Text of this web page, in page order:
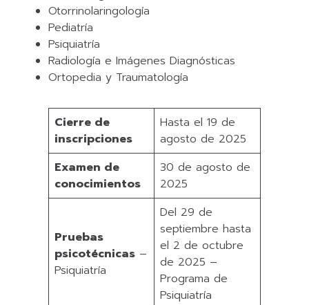
Otorrinolaringología
Pediatría
Psiquiatría
Radiología e Imágenes Diagnósticas
Ortopedia y Traumatología
Cierre de
inscripciones
Hasta el 19 de
agosto de 2025
Examen de
conocimientos
30 de agosto de
2025
Pruebas
psicotécnicas –
Psiquiatría
Del 29 de
septiembre hasta
el 2 de octubre
de 2025 –
Programa de
Psiquiatría